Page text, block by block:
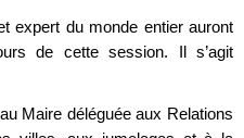
expert du monde entier auront
de cette session. Il s’agit
Maire déléguée aux Relations